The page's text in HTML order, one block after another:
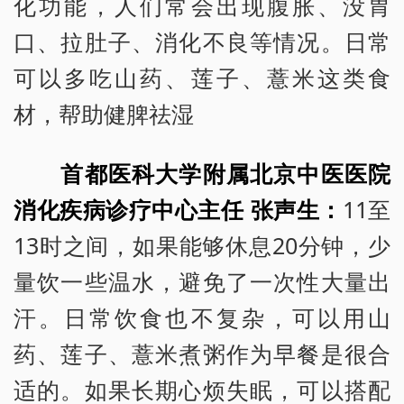
口、拉肚子、消化不良等情况。日常
可以多吃山药、莲子、薏米这类食
材，帮助健脾祛湿
首都医科大学附属北京中医医院
消化疾病诊疗中心主任 张声生： 11至
13时之间，如果能够休息20分钟，少
量饮一些温水，避免了一次性大量出
汗。日常饮食也不复杂，可以用山
药、莲子、薏米煮粥作为早餐是很合
适的。如果长期心烦失眠，可以搭配